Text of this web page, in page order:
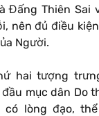
Đấng Thiên Sai
nên đủ điều
Người.
hai tượng
mục dân Do
có lòng đạo,